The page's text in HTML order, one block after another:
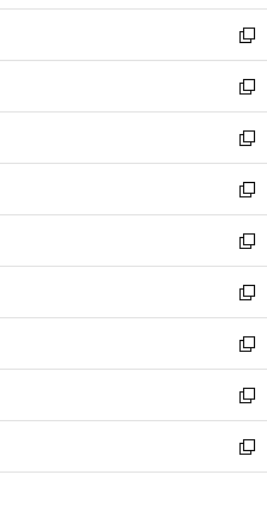
ウ
ィ
ン
ド
ウ
で
開
く
し
い
ウ
ィ
ン
ド
ウ
で
開
く
新
し
い
ウ
ィ
ン
ド
ウ
で
開
く
新
し
い
ウ
ィ
ン
ド
ウ
で
開
く
新
し
い
ウ
ィ
ン
ド
ウ
で
開
く
新
し
い
ウ
ィ
ン
ド
ウ
で
開
く
新
し
い
ウ
ィ
ン
ド
ウ
で
開
新
し
い
ウ
ィ
ン
ド
ウ
新
し
い
ウ
ィ
ン
新
し
い
ウ
新
し